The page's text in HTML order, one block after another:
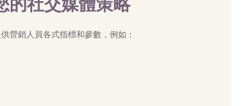
社交媒體策略
營銷人員各式指標和參數，例如：